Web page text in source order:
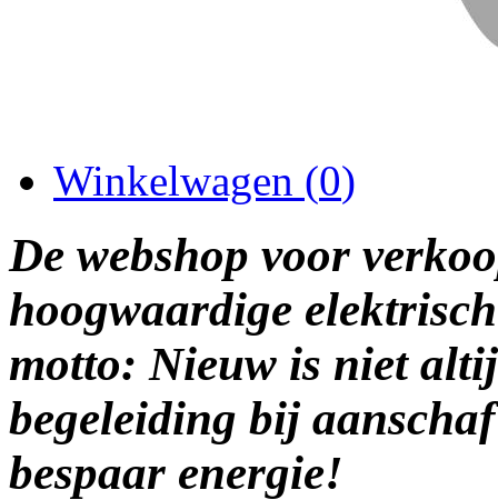
Winkelwagen (0)
De webshop voor
hoogwaardige
motto: Nieuw is niet
begeleiding bij
bespaar energie!